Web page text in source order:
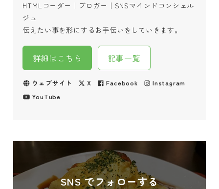
HTMLコーダー｜ブロガー｜SNSマインドコンシェル
ジュ
伝えたい事を形にするお手伝いをしていきます。
詳細はこちら 記事一覧
ウェブサイト X Facebook
Instagram
YouTube
SNS でフォローする